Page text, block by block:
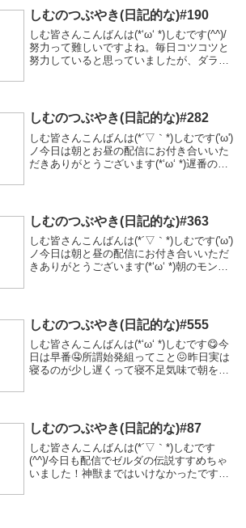
しむのつぶやき(日記的な)#190
しむ皆さんこんばんは(*‘ω‘ *)しむです(^^)/
努力って難しいですよね。毎日コツコツと
努力していると思っていましたが、ダラダ
しむのつぶやき(日記的な)#282
しむ皆さんこんばんは(*´▽｀*)しむです('ω')
ノ今日は朝とお昼の配信にお付き合いいた
だきありがとうございます(*‘ω‘ *)遅番の後
しむのつぶやき(日記的な)#363
しむ皆さんこんばんは(*´▽｀*)しむです('ω')
ノ今日は朝と昼の配信にお付き合いいただ
きありがとうございます(*‘ω‘ *)朝のモンハ
しむのつぶやき(日記的な)#555
しむ皆さんこんばんは(*‘ω‘ *)しむです😋今
日は早番🤤所謂始発組ってこと😖昨日実は
寝るのが少し遅くって寝不足気味で朝を迎
しむのつぶやき(日記的な)#87
しむ皆さんこんばんは(*´▽｀*)しむです
(^^)/今日も配信でゼルダの伝説すすめちゃ
いました！神獣まではいけなかったです